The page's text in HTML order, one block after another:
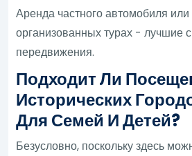
Аренда частного автомобиля или
организованных турах - лучшие
передвижения.
Подходит Ли
Исторических
Для Семей И Детей?
Безусловно, поскольку здесь